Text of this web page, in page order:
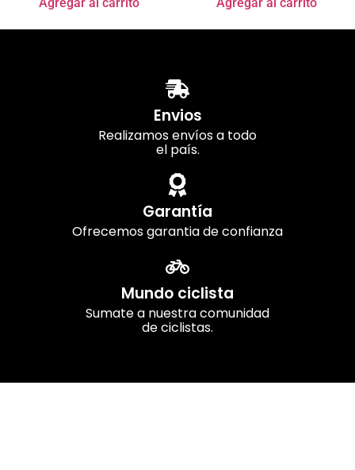
Envios
Realizamos envíos a todo
el país.
Garantía
Ofrecemos garantia de confianza
Mundo ciclista
Sumate a nuestra comunidad
de ciclistas.